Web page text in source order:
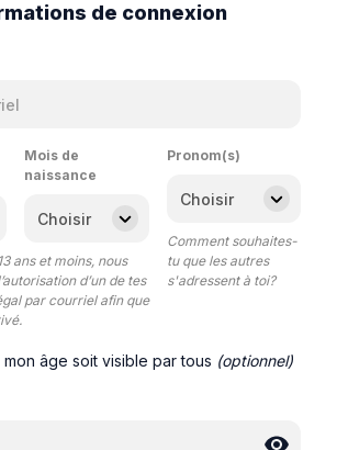
de connexion
Mois de
naissance
ans et moins, nous
d’un de tes
par courriel afin que
Pronom(s)
Comment souhaites-
tu que les autres
s'adressent à toi?
âge soit visible par tous (optionnel)